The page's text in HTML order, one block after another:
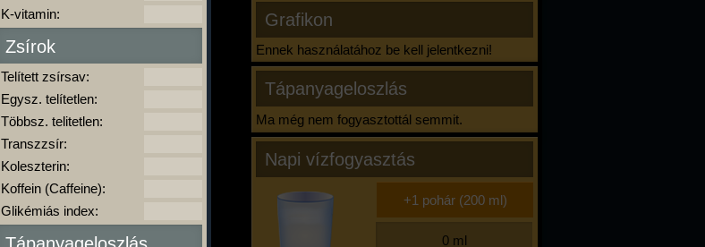
Grafikon
Ennek használatához be kell jelentkezni!
Tápanyageloszlás
Ma még nem fogyasztottál semmit.
Napi vízfogyasztás
K-vitamin:
Zsírok
Telített zsírsav:
Egysz. telítetlen:
Többsz. telitetlen:
Transzzsír:
Koleszterin:
Koffein (Caffeine):
Glikémiás index: